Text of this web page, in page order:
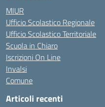
MIUR
Ufficio Scolastico Regionale
Ufficio Scolastico Territoriale
Scuola in Chiaro
Iscrizioni On Line
Invalsi
Comune
Articoli recenti